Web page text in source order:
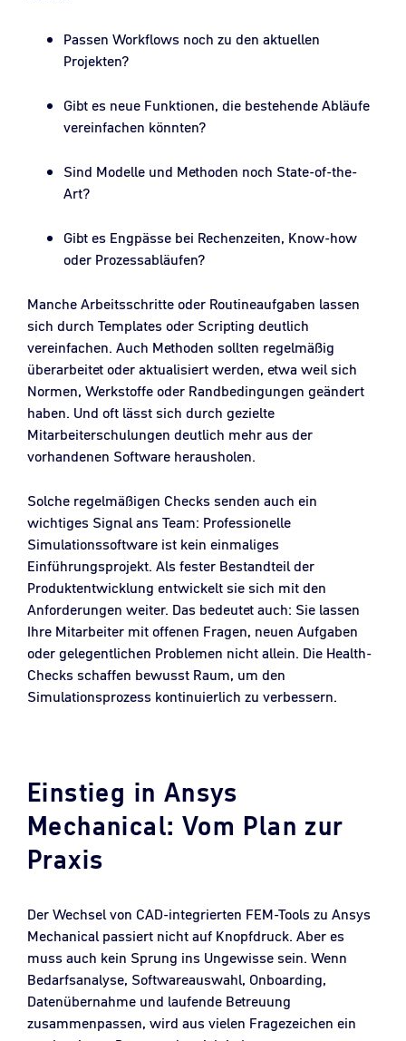
Passen Workflows noch zu den aktuellen
Projekten?
Gibt es neue Funktionen, die bestehende Abläufe
vereinfachen könnten?
Sind Modelle und Methoden noch State-of-the-
Art?
Gibt es Engpässe bei Rechenzeiten, Know-how
oder Prozessabläufen?
Manche Arbeitsschritte oder Routineaufgaben lassen
sich durch Templates oder Scripting deutlich
vereinfachen. Auch Methoden sollten regelmäßig
überarbeitet oder aktualisiert werden, etwa weil sich
Normen, Werkstoffe oder Randbedingungen geändert
haben. Und oft lässt sich durch gezielte
Mitarbeiterschulungen deutlich mehr aus der
vorhandenen Software herausholen.
Solche regelmäßigen Checks senden auch ein
wichtiges Signal ans Team: Professionelle
Simulationssoftware ist kein einmaliges
Einführungsprojekt. Als fester Bestandteil der
Produktentwicklung entwickelt sie sich mit den
Anforderungen weiter. Das bedeutet auch: Sie lassen
Ihre Mitarbeiter mit offenen Fragen, neuen Aufgaben
oder gelegentlichen Problemen nicht allein. Die Health-
Checks schaffen bewusst Raum, um den
Simulationsprozess kontinuierlich zu verbessern.
Einstieg in Ansys
Mechanical: Vom Plan zur
Praxis
Der Wechsel von CAD-integrierten FEM-Tools zu Ansys
Mechanical passiert nicht auf Knopfdruck. Aber es
muss auch kein Sprung ins Ungewisse sein. Wenn
Bedarfsanalyse, Softwareauswahl, Onboarding,
Datenübernahme und laufende Betreuung
zusammenpassen, wird aus vielen Fragezeichen ein